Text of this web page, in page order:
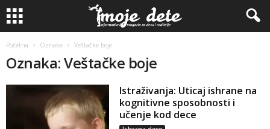
Početna Oznake Veštačke boje
Oznaka: Veštačke boje
Istraživanja: Uticaj ishrane na
kognitivne sposobnosti i
učenje kod dece